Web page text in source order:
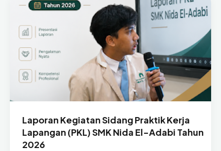
Laporan Kegiatan Sidang Praktik Kerja
Lapangan (PKL) SMK Nida El-Adabi Tahun
2026